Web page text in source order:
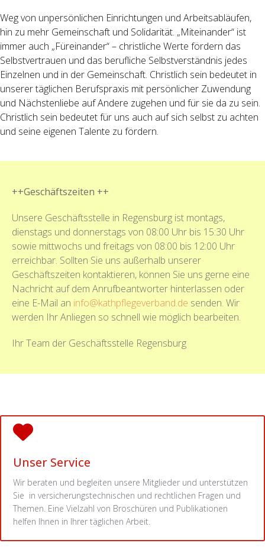
Weg von unpersönlichen Einrichtungen und Arbeitsabläufen,
hin zu mehr Gemeinschaft und Solidarität. „Miteinander“ ist
immer auch „Füreinander“ – christliche Werte fördern das
Selbstvertrauen und das berufliche Selbstverständnis jedes
Einzelnen und in der Gemeinschaft. Christlich sein bedeutet in
unserer täglichen Berufspraxis mit persönlicher Zuwendung
und Nächstenliebe auf Andere zugehen und für sie da zu sein.
Christlich sein bedeutet für uns auch auf sich selbst zu achten
und seine eigenen Talente zu fördern.
++Geschäftszeiten ++
Unsere Geschäftsstelle in Regensburg ist montags,
dienstags und donnerstags von 08:00 Uhr bis 15:30 Uhr
sowie mittwochs und freitags von 08:00 bis 12:00 Uhr
erreichbar. Sollten Sie uns außerhalb unserer
Geschäftszeiten kontaktieren, können Sie uns gerne eine
Nachricht auf dem Anrufbeantworter hinterlassen oder
eine E-Mail an info@kathpflegeverband.de senden. Wir
werden Ihr Anliegen so schnell wie möglich bearbeiten.
Ihr Team der Geschäftsstelle Regensburg
Unser Service
Wir beraten und begleiten unsere Mitglieder und unterstützen
Sie in versicherungstechnischen und rechtlichen Fragen und
Themen. Eine Vielzahl von Broschüren und Publikationen
helfen Ihnen in Ihrer täglichen Arbeit.